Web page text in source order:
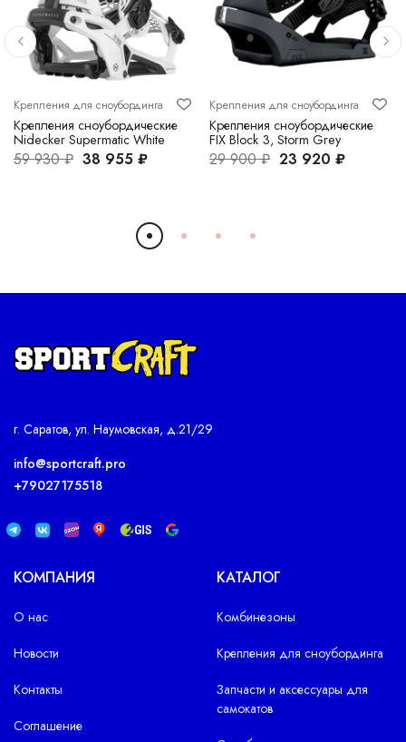
Крепления для сноубординга
Крепления сноубордические
Nidecker Supermatic White
59 930 ₽ 38 955 ₽
Крепления для сноубординга
Крепления сноубордические
FIX Block 3, Storm Grey
29 900 ₽ 23 920 ₽
г. Саратов, ул. Наумовская, д.21/29
info@sportcraft.pro
+79027175518
КОМПАНИЯ
О нас
Новости
Контакты
Соглашение
КАТАЛОГ
Комбинезоны
Крепления для сноубординга
Запчасти и аксессуары для
самокатов